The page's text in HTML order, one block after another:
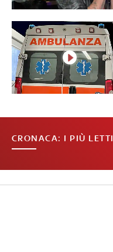
CRONACA: I PIÙ LETTI